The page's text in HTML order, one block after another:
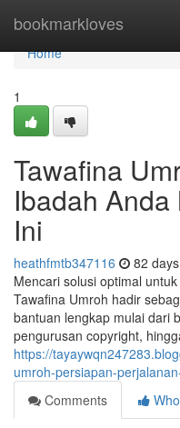
bookmarkloves
Home
Home
1
Tawafina
Ibadah
Ini
heathfmtb347116 82
Mencari solusi optimal
Tawafina Umroh hadir
bantuan lengkap mulai dari
pengurusan copyright,
https://
umroh-persiapan-
Comments